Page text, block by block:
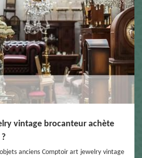
vintage brocanteur achète
anciens Comptoir art jewelry vintage